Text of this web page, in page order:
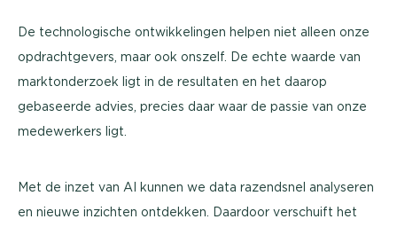
De technologische ontwikkelingen helpen niet alleen onze
opdrachtgevers, maar ook onszelf. De echte waarde van
marktonderzoek ligt in de resultaten en het daarop
gebaseerde advies, precies daar waar de passie van onze
medewerkers ligt.
Met de inzet van AI kunnen we data razendsnel analyseren
en nieuwe inzichten ontdekken. Daardoor verschuift het